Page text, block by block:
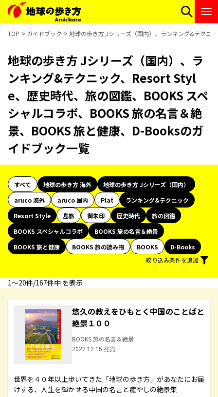
TOP ガイドブック 地球の歩き方 Jシリーズ（国内）、ランキング&テクニ
地球の歩き方 Jシリーズ（国内）、ラ
ンキング&テクニック、Resort Styl
e、歴史時代、旅の図鑑、BOOKS スペ
シャルコラボ、BOOKS 旅の名言＆絶
景、BOOKS 旅と健康、D-Booksのガ
イドブック一覧
すべて 地球の歩き方 海外
地球の歩き方 Jシリーズ（国内）
aruco 海外
aruco 国内 Plat
ランキング&テクニック
Resort Style
島旅 御朱印 歴史時代
旅の図鑑
BOOKS スペシャルコラボ
BOOKS 旅の名言＆絶景
BOOKS 旅と健康
BOOKS 旅の読み物 BOOKS
D-Books
絞り込み条件を追加
1〜20件/167件中 を表示
悠久の教えをひもとく中国のことばと
絶景１００
BOOKS 旅の名言＆絶景
2022.12.15 発売
世界を４０年以上歩いてきた「地球の歩き方」があなたにお届
けする、人生を輝かせる中国の名言と癒やしの絶景集